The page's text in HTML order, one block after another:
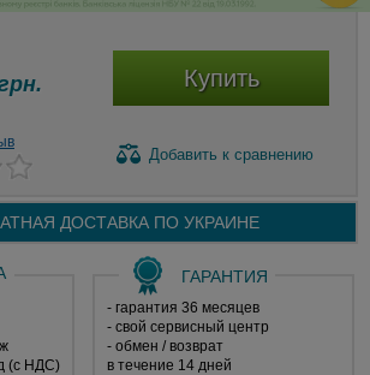
Купить
Добавить к сравнению
ДОСТАВКА ПО УКРАИНЕ
(с НДС)
ГАРАНТИЯ
- гарантия 36 месяцев
- свой сервисный центр
- обмен / возврат
в течение 14 дней